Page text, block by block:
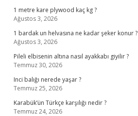
1 metre kare plywood kaç kg ?
Ağustos 3, 2026
1 bardak un helvasına ne kadar şeker konur ?
Ağustos 3, 2026
Pileli elbisenin altına nasıl ayakkabı giyilir ?
Temmuz 30, 2026
Inci balığı nerede yaşar ?
Temmuz 25, 2026
Karabük’ün Türkçe karşılığı nedir ?
Temmuz 24, 2026